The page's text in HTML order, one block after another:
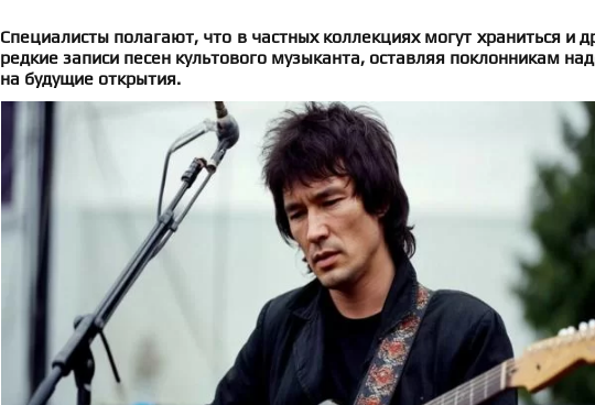
Специалисты полагают, что в частных коллекциях могут храниться и
редкие записи песен культового музыканта, оставляя поклонникам
на будущие открытия.